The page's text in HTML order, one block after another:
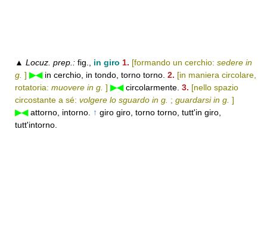
▲ Locuz. prep.: fig., in giro 1. [formando un cerchio: sedere in
g. ] ▶◀in cerchio, in tondo, torno torno. 2. [in maniera circolare,
rotatoria: muovere in g. ] ▶◀circolarmente. 3. [nello spazio
circostante a sé: volgere lo sguardo in g. ; guardarsi in g. ]
▶◀attorno, intorno. ↑ giro giro, torno torno, tutt'in giro,
tutt'intorno.